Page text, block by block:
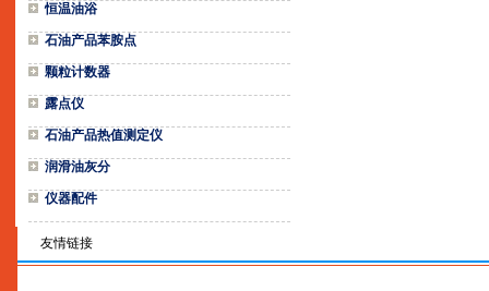
恒温油浴
石油产品苯胺点
颗粒计数器
露点仪
石油产品热值测定仪
润滑油灰分
仪器配件
友情链接